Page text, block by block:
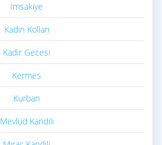
Imsakiye
Kadın Kolları
Kadir Gecesi
Kermes
Kurban
Mevlüd Kandili